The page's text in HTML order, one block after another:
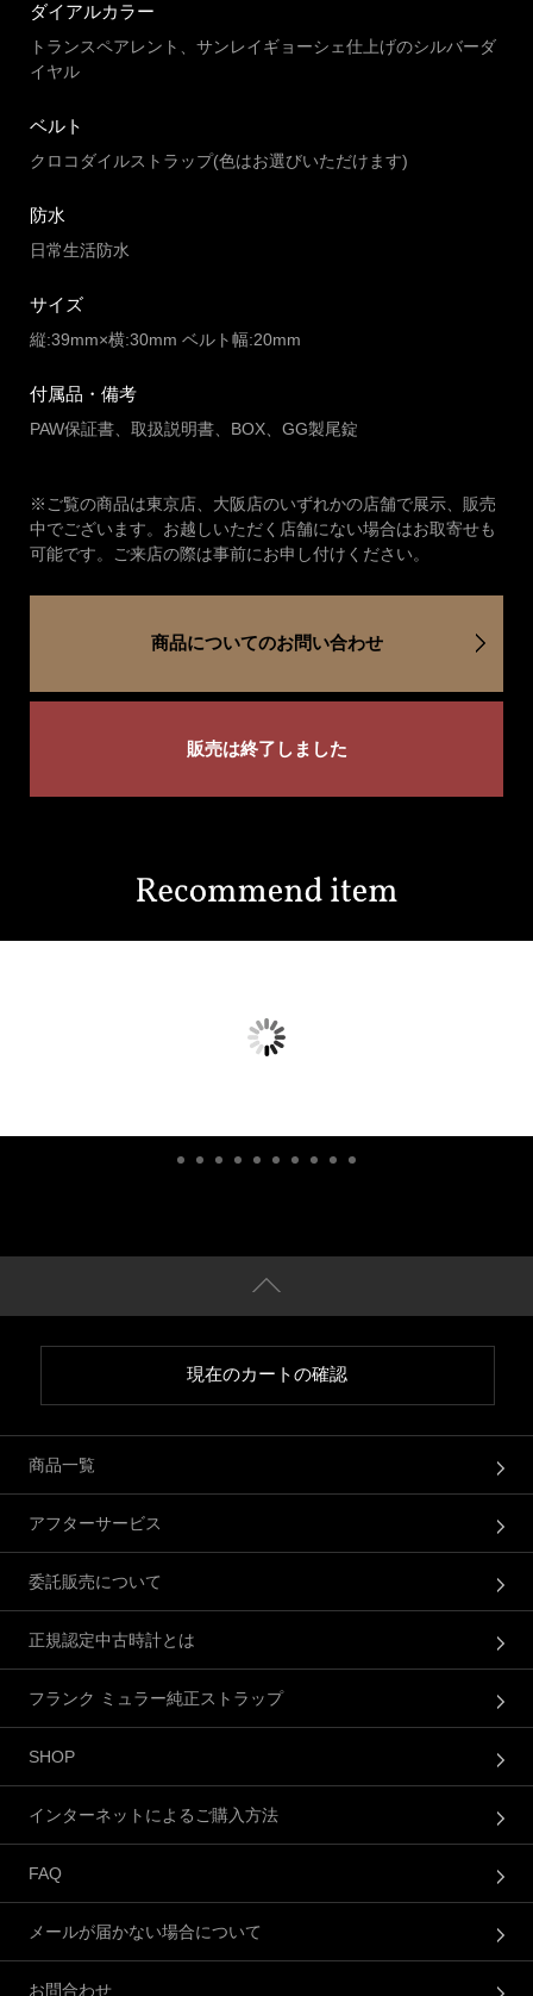
ダイアルカラー
トランスペアレント、サンレイギョーシェ仕上げのシルバーダ
イヤル
ベルト
クロコダイルストラップ(色はお選びいただけます)
防水
日常生活防水
サイズ
縦:39mm×横:30mm ベルト幅:20mm
付属品・備考
PAW保証書、取扱説明書、BOX、GG製尾錠
※ご覧の商品は東京店、大阪店のいずれかの店舗で展示、販売
中でございます。お越しいただく店舗にない場合はお取寄せも
可能です。ご来店の際は事前にお申し付けください。
商品についてのお問い合わせ
販売は終了しました
現在のカートの確認
商品一覧
アフターサービス
委託販売について
正規認定中古時計とは
フランク ミュラー純正ストラップ
SHOP
インターネットによるご購入方法
FAQ
メールが届かない場合について
お問合わせ